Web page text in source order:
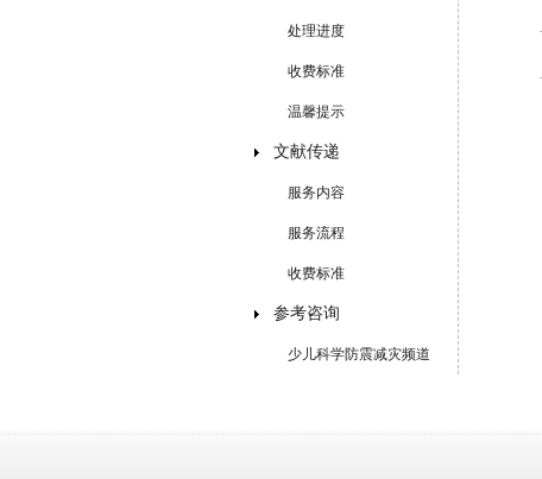
处理进度
收费标准
温馨提示
文献传递
服务内容
服务流程
收费标准
参考咨询
少儿科学防震减灾频道